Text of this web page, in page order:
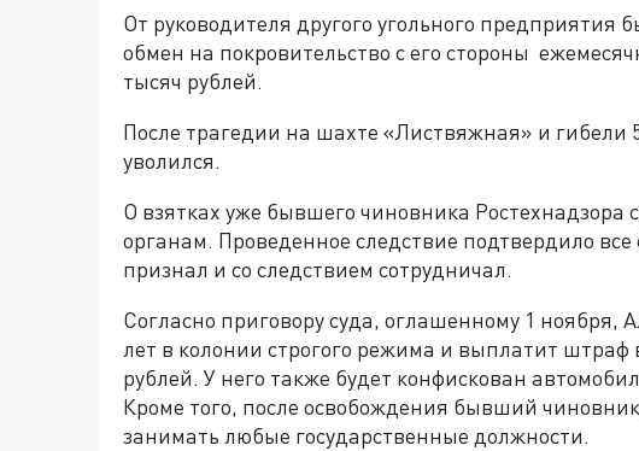
От руководителя другого угольного
обмен на покровительство с его стороны
тысяч рублей.
После трагедии на шахте «Листвяжная» и гибели
уволился.
О взятках уже бывшего чиновника Ростехнадзора
органам. Проведенное следствие подтвердило
признал и со следствием сотрудничал.
Согласно приговору суда, оглашенному 1 ноября,
лет в колонии строгого режима и выплатит
рублей. У него также будет конфискован
Кроме того, после освобождения бывший
занимать любые государственные должности.